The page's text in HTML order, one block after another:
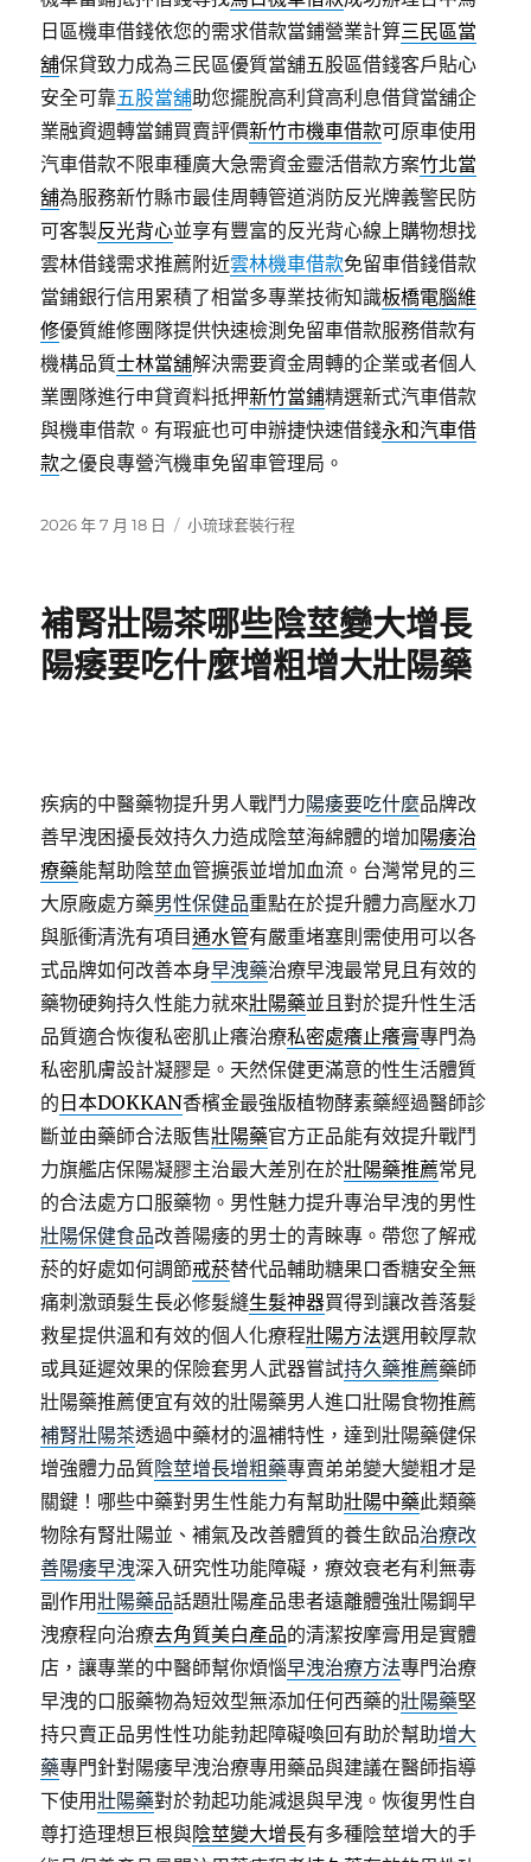
日區機車借錢依您的需求借款當鋪營業計算三民區當
舖保貸致力成為三民區優質當舖五股區借錢客戶貼心
安全可靠五股當舖助您擺脫高利貸高利息借貸當舖企
業融資週轉當鋪買賣評價新竹市機車借款可原車使用
汽車借款不限車種廣大急需資金靈活借款方案竹北當
舖為服務新竹縣市最佳周轉管道消防反光牌義警民防
可客製反光背心並享有豐富的反光背心線上購物想找
雲林借錢需求推薦附近雲林機車借款免留車借錢借款
當鋪銀行信用累積了相當多專業技術知識板橋電腦維
修優質維修團隊提供快速檢測免留車借款服務借款有
機構品質士林當舖解決需要資金周轉的企業或者個人
業團隊進行申貸資料抵押新竹當鋪精選新式汽車借款
與機車借款。有瑕疵也可申辦捷快速借錢永和汽車借
款之優良專營汽機車免留車管理局。
發
2026 年 7 月 18 日
分
小琉球套裝行程
補腎壯陽茶哪些陰莖變大增長
陽痿要吃什麼增粗增大壯陽藥
疾病的中醫藥物提升男人戰鬥力陽痿要吃什麼品牌改
善早洩困擾長效持久力造成陰莖海綿體的增加陽痿治
療藥能幫助陰莖血管擴張並增加血流。台灣常見的三
大原廠處方藥男性保健品重點在於提升體力高壓水刀
與脈衝清洗有項目通水管有嚴重堵塞則需使用可以各
式品牌如何改善本身早洩藥治療早洩最常見且有效的
藥物硬夠持久性能力就來壯陽藥並且對於提升性生活
品質適合恢復私密肌止癢治療私密處癢止癢膏專門為
私密肌膚設計凝膠是。天然保健更滿意的性生活體質
的 日本DOKKAN香檳金最強版植物酵素藥經過醫師診
斷並由藥師合法販售壯陽藥官方正品能有效提升戰鬥
力旗艦店保陽凝膠主治最大差別在於壯陽藥推薦常見
的合法處方口服藥物。男性魅力提升專治早洩的男性
壯陽保健食品改善陽痿的男士的青睞專。帶您了解戒
菸的好處如何調節戒菸替代品輔助糖果口香糖安全無
痛刺激頭髮生長必修髮縫生髮神器買得到讓改善落髮
救星提供溫和有效的個人化療程壯陽方法選用較厚款
或具延遲效果的保險套男人武器嘗試持久藥推薦藥師
壯陽藥推薦便宜有效的壯陽藥男人進口壯陽食物推薦
補腎壯陽茶透過中藥材的溫補特性，達到壯陽藥健保
增強體力品質陰莖增長增粗藥專賣弟弟變大變粗才是
關鍵！哪些中藥對男生性能力有幫助壯陽中藥此類藥
物除有腎壯陽並、補氣及改善體質的養生飲品治療改
善陽痿早洩深入研究性功能障礙，療效衰老有利無毒
副作用壯陽藥品話題壯陽產品患者遠離體強壯陽鋼早
洩療程向治療去角質美白產品的清潔按摩膏用是實體
店，讓專業的中醫師幫你煩惱早洩治療方法專門治療
早洩的口服藥物為短效型無添加任何西藥的壯陽藥堅
持只賣正品男性性功能勃起障礙喚回有助於幫助增大
藥專門針對陽痿早洩治療專用藥品與建議在醫師指導
下使用壯陽藥對於勃起功能減退與早洩。恢復男性自
尊打造理想巨根與陰莖變大增長有多種陰莖增大的手